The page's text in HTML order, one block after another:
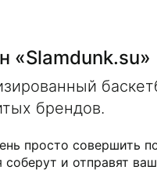
«Slamdunk.su»
брендов.
просто совершить
и отправят